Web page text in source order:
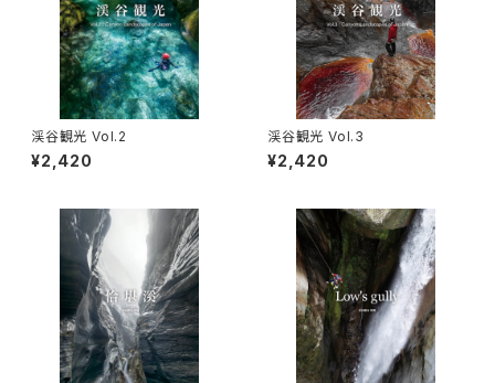
渓谷観光 Vol.2
¥2,420
渓谷観光 Vol.3
¥2,420